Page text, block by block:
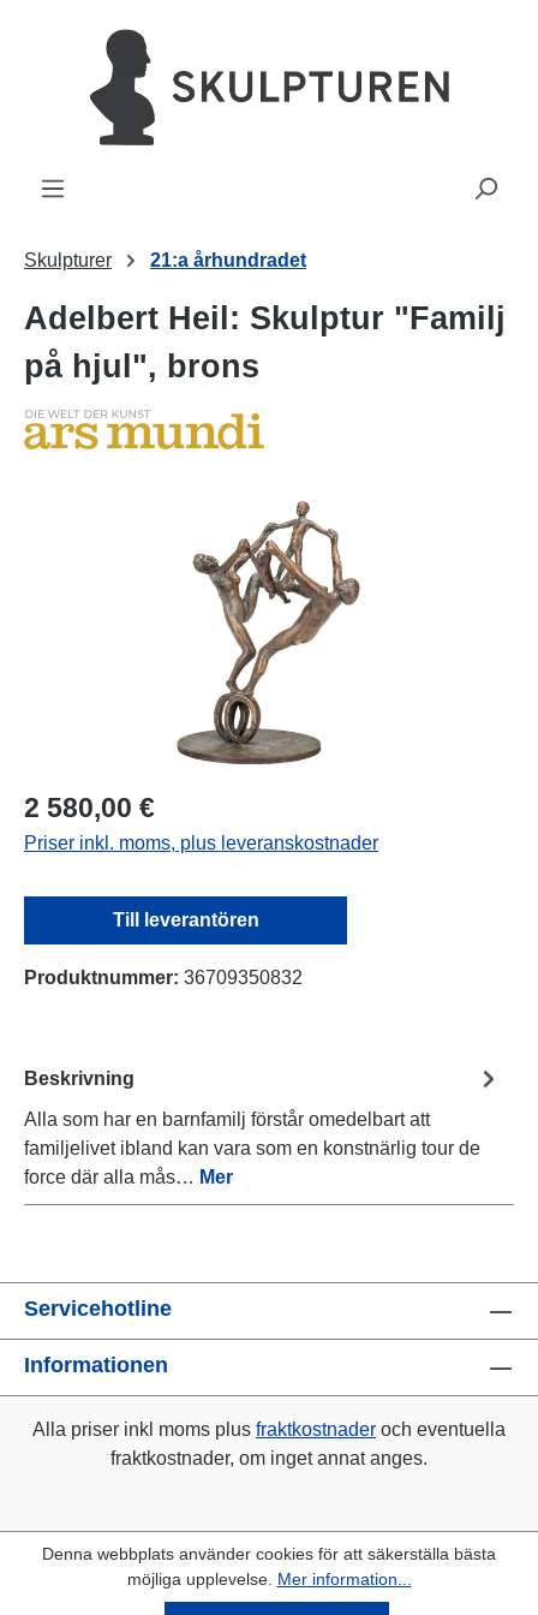
Skulpturer 21:a århundradet
Adelbert Heil: Skulptur "Familj
på hjul", brons
2 580,00 €
Priser inkl. moms, plus leveranskostnader
Till leverantören
Produktnummer: 36709350832
Beskrivning
Alla som har en barnfamilj förstår omedelbart att
familjelivet ibland kan vara som en konstnärlig tour de
force där alla mås… Mer
Servicehotline
Informationen
Alla priser inkl moms plus fraktkostnader och eventuella
fraktkostnader, om inget annat anges.
Denna webbplats använder cookies för att säkerställa bästa
möjliga upplevelse. Mer information...